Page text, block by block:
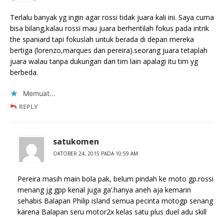
Terlalu banyak yg ingin agar rossi tidak juara kali ini. Saya cuma
bisa bilang,kalau rossi mau juara berhentilah fokus pada intrik
the spaniard tapi fokuslah untuk berada di depan mereka
bertiga (lorenzo,marques dan pereira).seorang juara tetaplah
juara walau tanpa dukungan dari tim lain apalagi itu tim yg
berbeda.
Memuat...
REPLY
satukomen
OKTOBER 24, 2015 PADA 10:59 AM
Pereira masih main bola pak, belum pindah ke moto gp.rossi
menang jg gpp kenal juga ga’.hanya aneh aja kemarin
sehabis Balapan Philip island semua pecinta motogp senang
karena Balapan seru motor2x kelas satu plus duel adu skill